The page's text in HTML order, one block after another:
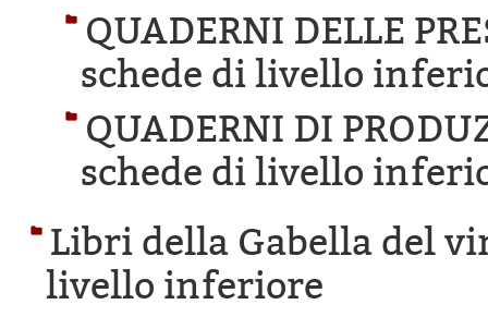
QUADERNI DELLE
schede di livello
QUADERNI DI
schede di livello
Libri della Gabella del
livello inferiore